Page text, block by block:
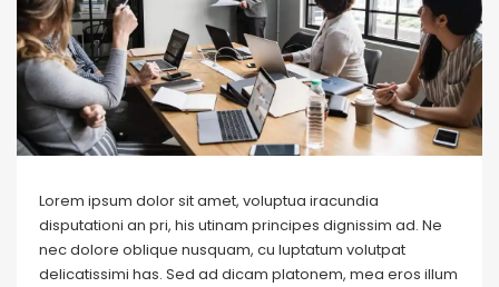
Lorem ipsum dolor sit amet, voluptua iracundia
disputationi an pri, his utinam principes dignissim ad. Ne
nec dolore oblique nusquam, cu luptatum volutpat
delicatissimi has. Sed ad dicam platonem, mea eros illum